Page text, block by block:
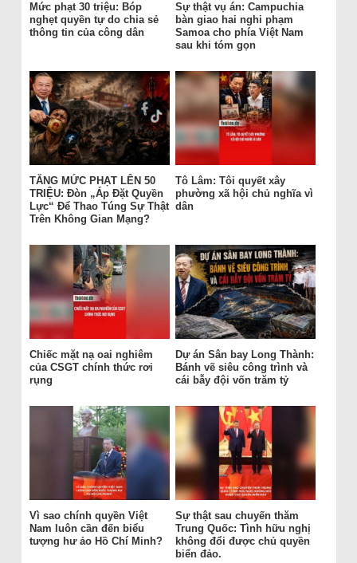
Mức phạt 30 triệu: Bóp
nghẹt quyền tự do chia sẻ
thông tin của công dân
Sự thật vụ án: Campuchia
bàn giao hai nghi phạm
Samoa cho phía Việt Nam
sau khi tóm gọn
TĂNG MỨC PHẠT LÊN 50
TRIỆU: Đòn „Áp Đặt Quyền
Lực“ Để Thao Túng Sự Thật
Trên Không Gian Mạng?
Tô Lâm: Tôi quyết xây
phường xã hội chủ nghĩa vì
dân
Chiếc mặt nạ oai nghiêm
của CSGT chính thức rơi
rụng
Dự án Sân bay Long Thành:
Bánh vẽ siêu công trình và
cái bẫy đội vốn trăm tỷ
Vì sao chính quyền Việt
Nam luôn cần đến biểu
tượng hư ảo Hồ Chí Minh?
Sự thật sau chuyến thăm
Trung Quốc: Tình hữu nghị
không đổi được chủ quyền
biển đảo.